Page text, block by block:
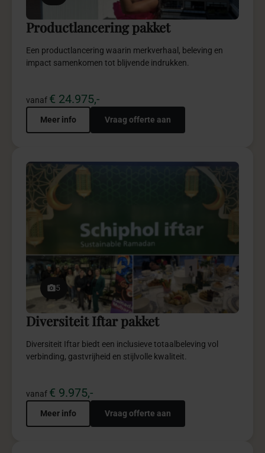
Productlancering pakket
Een productlancering waarin merkverhaal, beleving en
impact samenkomen tot blijvende indrukken.
vanaf € 24.975,-
Meer info Vraag offerte aan
5
Diversiteit Iftar pakket
Diversiteit Iftar biedt een inclusieve totaalbeleving vol
verbinding, gastvrijheid en stijlvolle kwaliteit.
vanaf € 9.975,-
Meer info Vraag offerte aan